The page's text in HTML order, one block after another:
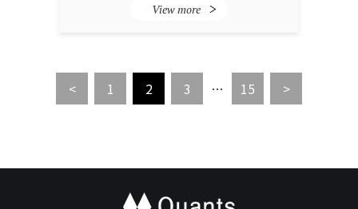
View more
< 1 2 3 … 15 >